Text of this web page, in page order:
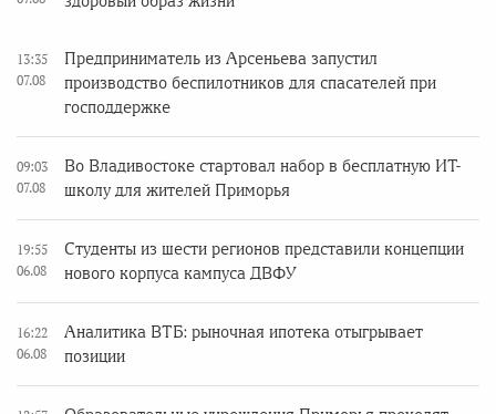
13:35
07.08
Предприниматель из Арсеньева запустил
производство беспилотников для спасателей при
господдержке
09:03
07.08
Во Владивостоке стартовал набор в бесплатную ИТ-
школу для жителей Приморья
19:55
06.08
Студенты из шести регионов представили концепции
нового корпуса кампуса ДВФУ
16:22
06.08
Аналитика ВТБ: рыночная ипотека отыгрывает
позиции